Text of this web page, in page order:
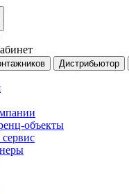
Дистрибьютор
объекты